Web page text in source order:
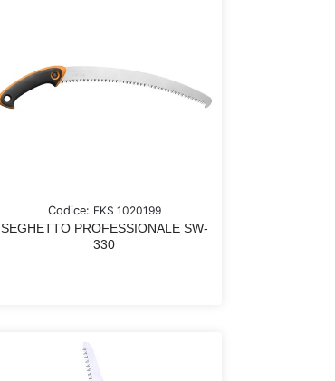
Codice: FKS 1020199
SEGHETTO PROFESSIONALE SW-
330